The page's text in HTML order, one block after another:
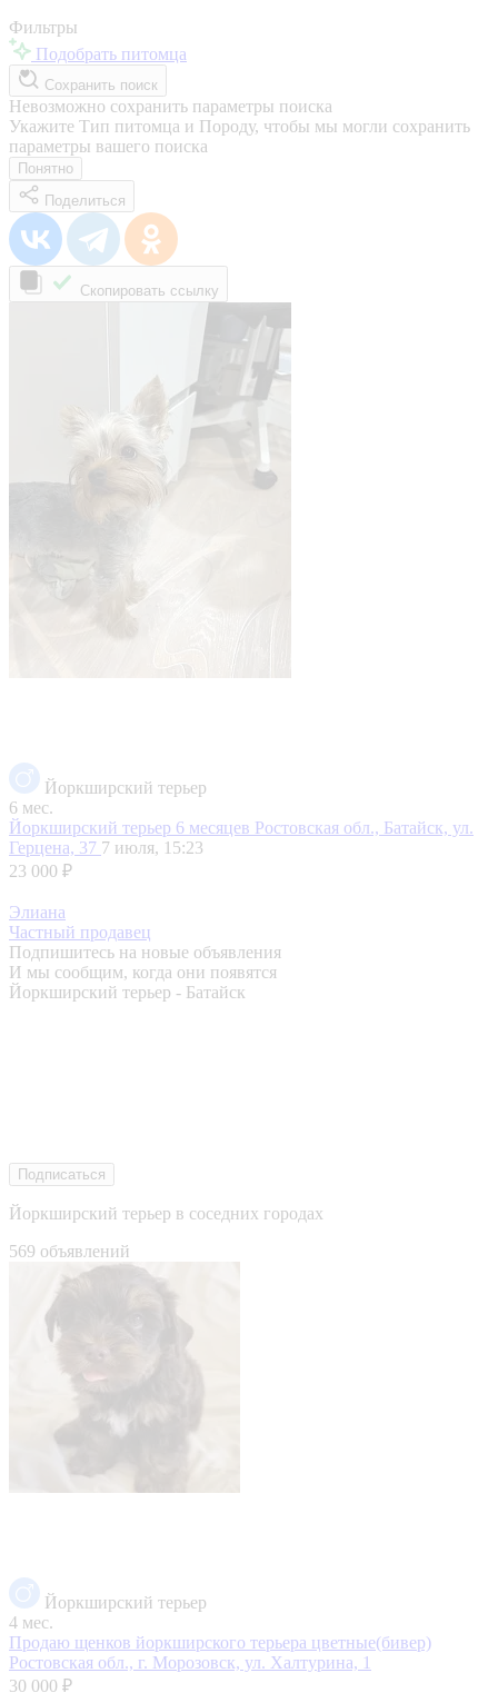
Фильтры
Подобрать питомца
Сохранить поиск
Невозможно сохранить параметры поиска
Укажите Тип питомца и Породу, чтобы мы могли сохранить
параметры вашего поиска
Понятно
Поделиться
Скопировать ссылку
Йоркширский терьер
6 мес.
Йоркширский терьер 6 месяцев Ростовская обл., Батайск, ул.
Герцена, 37 7 июля, 15:23
23 000 ₽
Элиана
Частный продавец
Подпишитесь на новые объявления
И мы сообщим, когда они появятся
Йоркширский терьер - Батайск
Подписаться
Йоркширский терьер в соседних городах
569 объявлений
Йоркширский терьер
4 мес.
Продаю щенков йоркширского терьера цветные(бивер)
Ростовская обл., г. Морозовск, ул. Халтурина, 1
30 000 ₽